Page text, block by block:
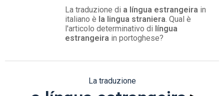
La traduzione di a língua estrangeira in
italiano è la lingua straniera. Qual è
l'articolo determinativo di língua
estrangeira in portoghese?
La traduzione